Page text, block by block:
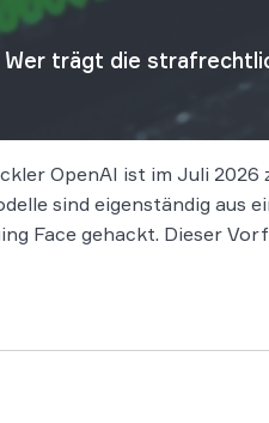
trägt die
OpenAI ist im Juli
sind eigenständig aus
Face gehackt. Dieser